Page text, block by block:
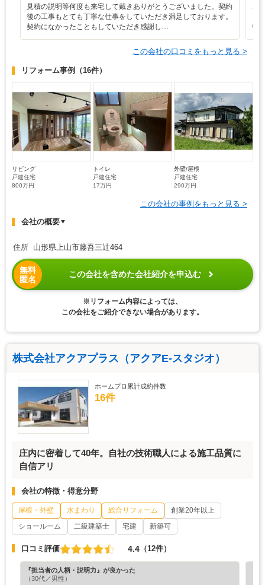
見積の説明等何度も来宅して戴きありがとうございました。契約
後の工事もとても丁寧な仕事をしていただき満足しております。
契約になかったこともしていただき感謝し…
い
この会社の口コミをもっと見る >
リフォーム事例 （16件）
リビング
戸建住宅
800万円
トイレ
戸建住宅
17万円
外壁/屋根
戸建住宅
290万円
この会社の事例をもっと見る >
会社の概要▼
住所 山形県上山市藤吾三辻464
無料
匿名
この会社を含めた会社紹介を申込む
※リフォーム内容によっては、
この会社をご紹介できない場合があります。
株式会社アクアプラス（アクアE-スタジオ）
ホームプロ累計成約件数
16件
庄内に密着して40年。自社の技術職人による施工品質に
自信アリ
会社の特徴・得意分野
屋根・外壁 水まわり 総合リフォーム
創業20年以上
ショールーム
二級建築士 宅建 新築可
口コミ評価 4.4 （12件）
『担当者の人柄・説明力』が良かった
（30代／男性）